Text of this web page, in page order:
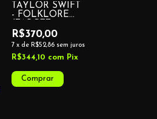
TAYLOR SWIFT
- FOLKLORE
EDITION) (2
LP)
R$370,00
7 x de R$52,86 sem juros
R$344,10 com Pix